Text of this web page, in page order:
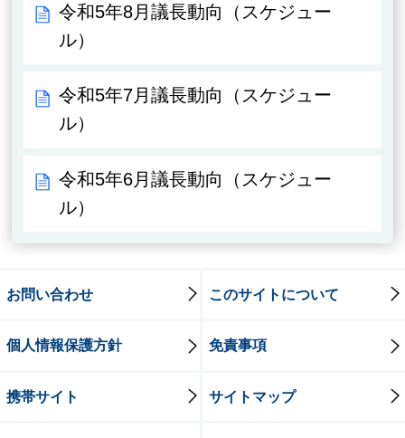
令和5年8月議長動向（スケジュー
ル）
令和5年7月議長動向（スケジュー
ル）
令和5年6月議長動向（スケジュー
ル）
お問い合わせ このサイトについて
個人情報保護方針 免責事項
携帯サイト サイトマップ